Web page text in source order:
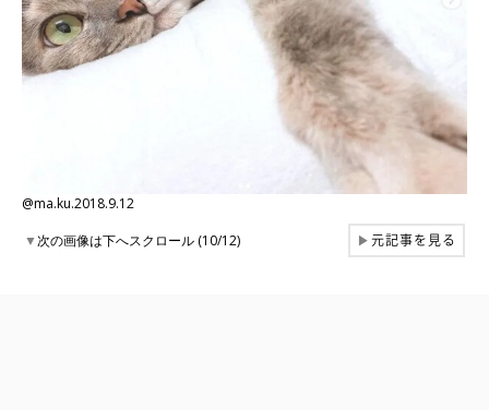
@ma.ku.2018.9.12
▼次の画像は下へスクロール (10/12) ▶元記事を見る